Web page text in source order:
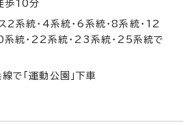
歩10分
2系統・4系統・6系統・8系統・12
系統・22系統・23系統・25系統で
で「運動公園」下車